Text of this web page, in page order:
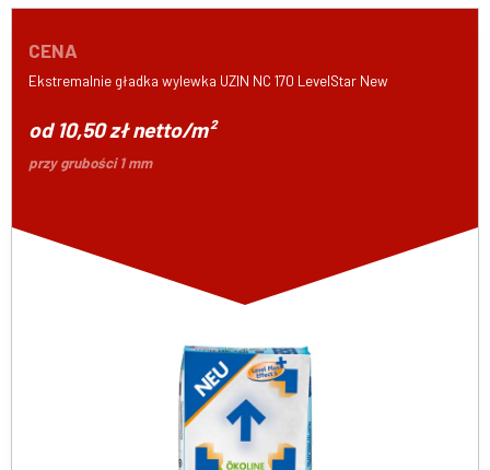
CENA
Ekstremalnie gładka wylewka UZIN NC 170 LevelStar New
od 10,50 zł netto/m²
przy grubości 1 mm